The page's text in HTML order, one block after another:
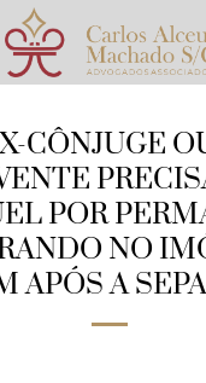
CÔNJUGE
POR
NO
APÓS A